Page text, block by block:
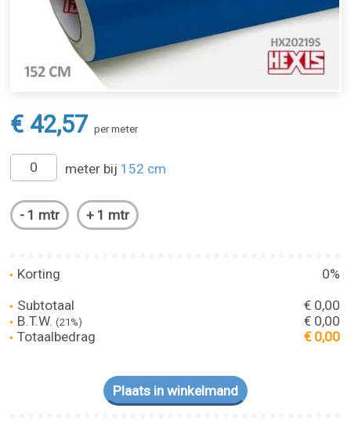
€ 42,57 per meter
meter bij 152 cm
Korting
0%
Subtotaal
€ 0,00
B.T.W.(21%)
€ 0,00
Totaalbedrag
€ 0,00